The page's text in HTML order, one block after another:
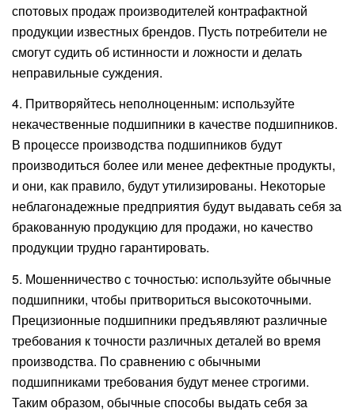
спотовых продаж производителей контрафактной
продукции известных брендов. Пусть потребители не
смогут судить об истинности и ложности и делать
неправильные суждения.
4. Притворяйтесь неполноценным: используйте
некачественные подшипники в качестве подшипников.
В процессе производства подшипников будут
производиться более или менее дефектные продукты,
и они, как правило, будут утилизированы. Некоторые
неблагонадежные предприятия будут выдавать себя за
бракованную продукцию для продажи, но качество
продукции трудно гарантировать.
5. Мошенничество с точностью: используйте обычные
подшипники, чтобы притвориться высокоточными.
Прецизионные подшипники предъявляют различные
требования к точности различных деталей во время
производства. По сравнению с обычными
подшипниками требования будут менее строгими.
Таким образом, обычные способы выдать себя за